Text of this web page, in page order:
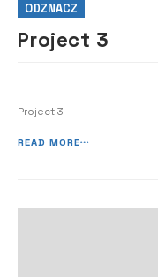
ODZNACZ
Project 3
Project 3
READ MORE